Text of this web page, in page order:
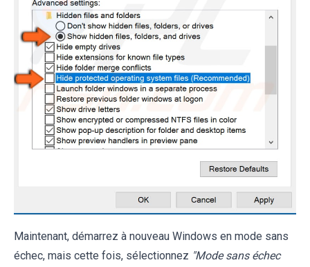
Maintenant, démarrez à nouveau Windows en mode sans
échec, mais cette fois, sélectionnez "Mode sans échec